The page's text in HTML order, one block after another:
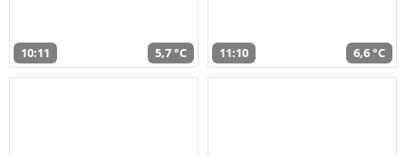
10:11 5,7 °C 11:10 6,6 °C